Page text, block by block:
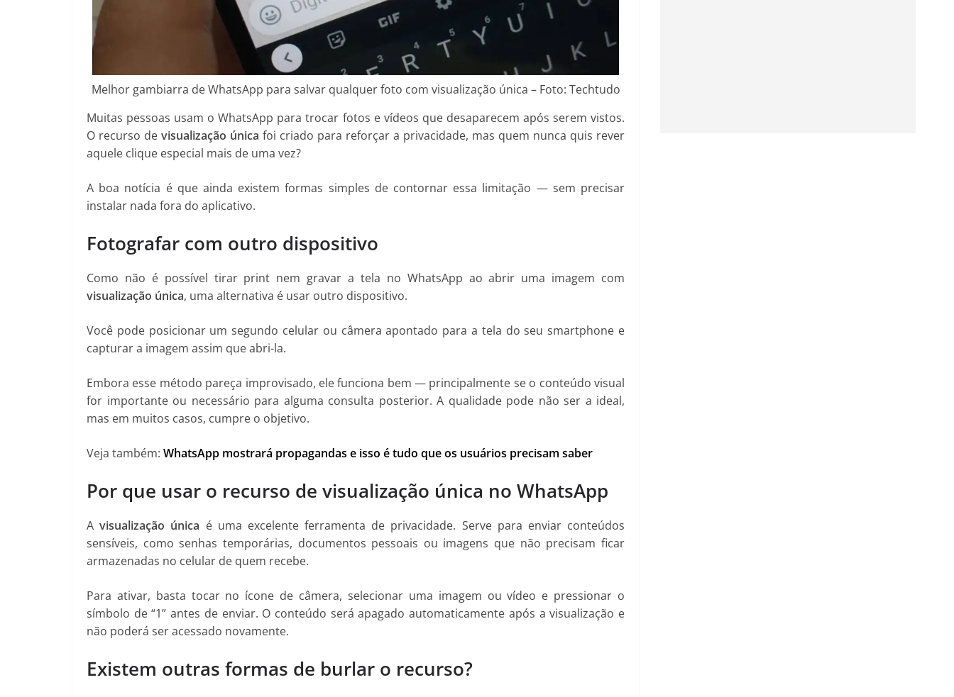
Melhor gambiarra de WhatsApp para salvar qualquer foto com visualização única – Foto: Techtudo
Muitas pessoas usam o WhatsApp para trocar fotos e vídeos que desaparecem após serem vistos.
O recurso de visualização única foi criado para reforçar a privacidade, mas quem nunca quis rever
aquele clique especial mais de uma vez?
A boa notícia é que ainda existem formas simples de contornar essa limitação — sem precisar
instalar nada fora do aplicativo.
Fotografar com outro dispositivo
Como não é possível tirar print nem gravar a tela no WhatsApp ao abrir uma imagem com
visualização única, uma alternativa é usar outro dispositivo.
Você pode posicionar um segundo celular ou câmera apontado para a tela do seu smartphone e
capturar a imagem assim que abri-la.
Embora esse método pareça improvisado, ele funciona bem — principalmente se o conteúdo visual
for importante ou necessário para alguma consulta posterior. A qualidade pode não ser a ideal,
mas em muitos casos, cumpre o objetivo.
Veja também: WhatsApp mostrará propagandas e isso é tudo que os usuários precisam saber
Por que usar o recurso de visualização única no WhatsApp
Avisualização única é uma excelente ferramenta de privacidade. Serve para enviar conteúdos
sensíveis, como senhas temporárias, documentos pessoais ou imagens que não precisam ficar
armazenadas no celular de quem recebe.
Para ativar, basta tocar no ícone de câmera, selecionar uma imagem ou vídeo e pressionar o
símbolo de “1” antes de enviar. O conteúdo será apagado automaticamente após a visualização e
não poderá ser acessado novamente.
Existem outras formas de burlar o recurso?